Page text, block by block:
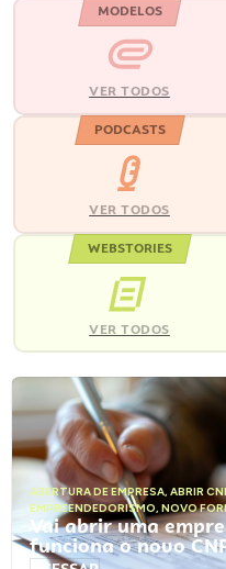
MODELOS
VER TODOS
PODCASTS
VER TODOS
WEBSTORIES
VER TODOS
ABERTURA DE EMPRESA, ABRIR
EMPREENDEDORISMO, NOVO
Vai abrir uma
funciona o novo